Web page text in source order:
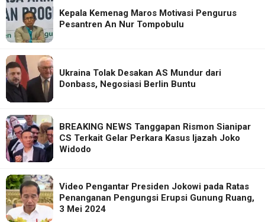
Kepala Kemenag Maros Motivasi Pengurus
Pesantren An Nur Tompobulu
Ukraina Tolak Desakan AS Mundur dari
Donbass, Negosiasi Berlin Buntu
BREAKING NEWS Tanggapan Rismon Sianipar
CS Terkait Gelar Perkara Kasus Ijazah Joko
Widodo
Video Pengantar Presiden Jokowi pada Ratas
Penanganan Pengungsi Erupsi Gunung Ruang,
3 Mei 2024